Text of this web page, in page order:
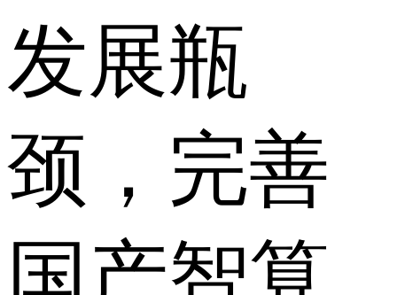
发展瓶
颈，完善